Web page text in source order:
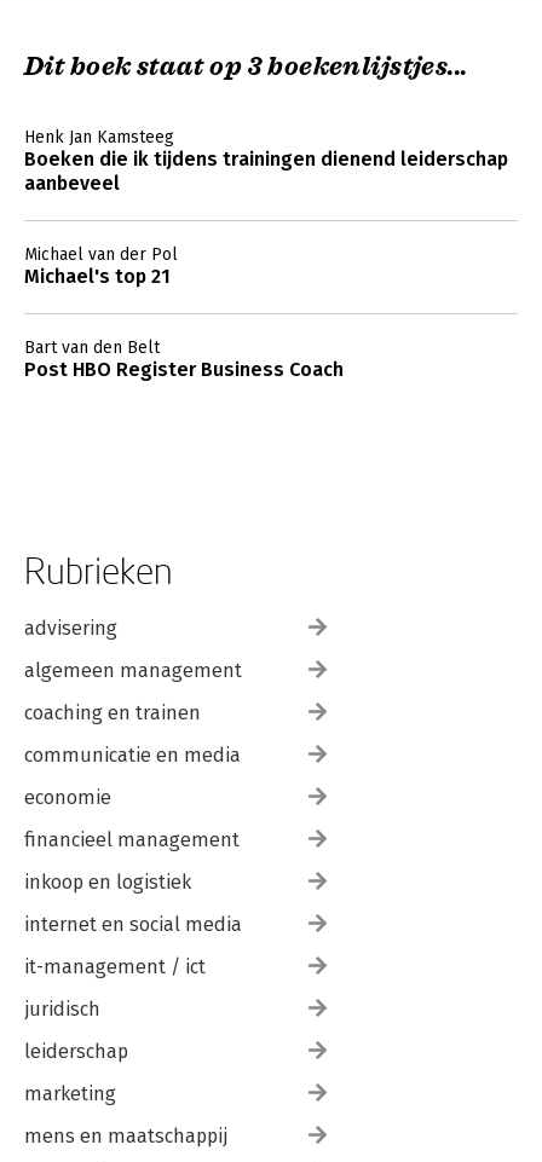
8B. Samenvatting analyse verwerven en afstoten van
Noten
Register
Dit boek staat op 3 boekenlijstjes...
Henk Jan Kamsteeg
Boeken die ik tijdens trainingen dienend leiderschap
aanbeveel
Michael van der Pol
Michael's top 21
Bart van den Belt
Post HBO Register Business Coach
Rubrieken
advisering
algemeen management
coaching en trainen
communicatie en media
economie
financieel management
inkoop en logistiek
internet en social media
it-management / ict
juridisch
leiderschap
marketing
mens en maatschappij